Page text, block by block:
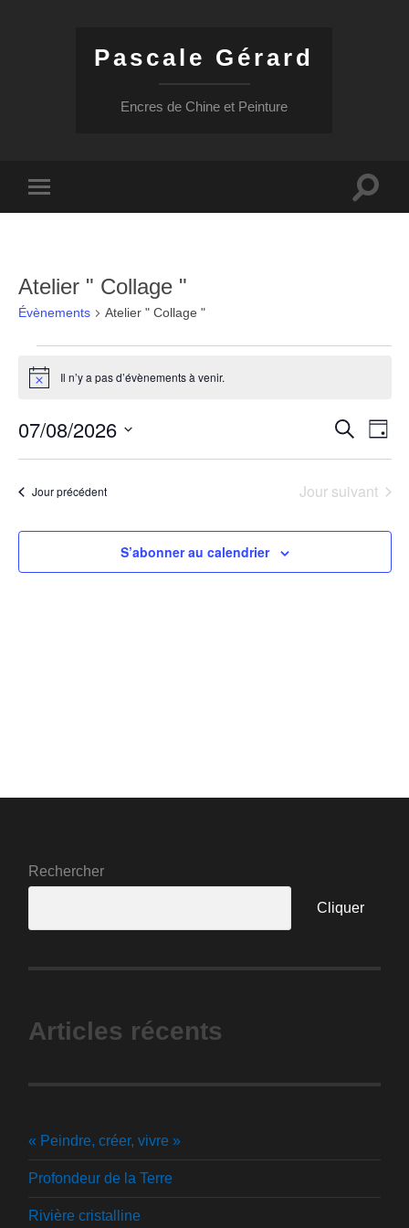
Pascale Gérard
Encres de Chine et Peinture
mobile
Toggle
Atelier " Collage "
Évènements Atelier " Collage "
Évènements
for
07/08/2026
Notice Il n’y a pas d’évènements à venir.
et
Recherche
Jour
07/08/2026
Jour précédent Jour suivant
S’abonner au calendrier
Rechercher
Cliquer
Articles récents
« Peindre, créer, vivre »
Profondeur de la Terre
Rivière cristalline